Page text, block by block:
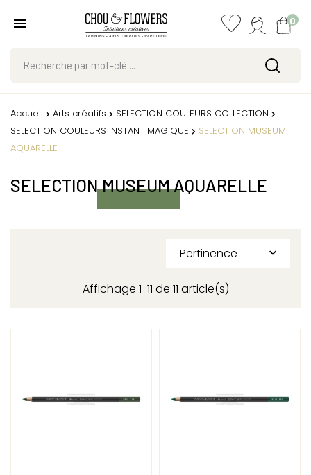
0
Accueil Arts créatifs
SELECTION COULEURS COLLECTION
SELECTION COULEURS INSTANT MAGIQUE
SELECTION MUSEUM
AQUARELLE
SELECTION MUSEUM AQUARELLE
Pertinence 
Affichage 1-11 de 11 article(s)